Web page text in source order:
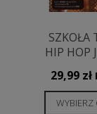
SZKOŁA
HIP HOP
29,99 zł
WYBIERZ